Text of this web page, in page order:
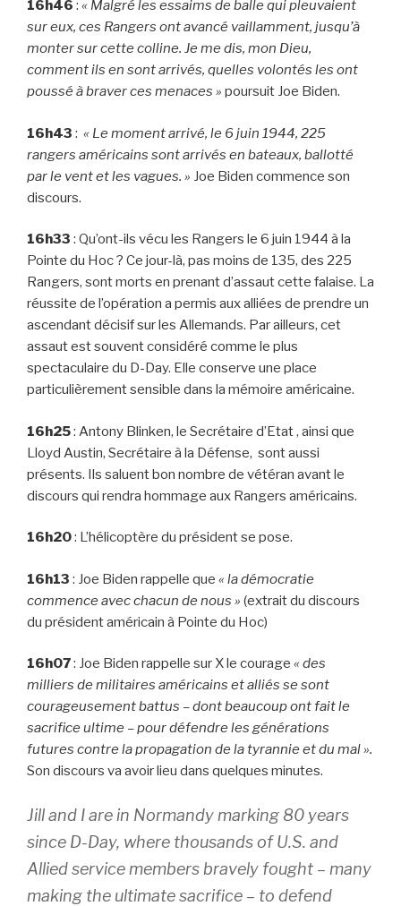
16h46 : « Malgré les essaims de balle qui pleuvaient
sur eux, ces Rangers ont avancé vaillamment, jusqu’à
monter sur cette colline. Je me dis, mon Dieu,
comment ils en sont arrivés, quelles volontés les ont
poussé à braver ces menaces » poursuit Joe Biden.
16h43 : « Le moment arrivé, le 6 juin 1944, 225
rangers américains sont arrivés en bateaux, ballotté
par le vent et les vagues. » Joe Biden commence son
discours.
16h33 : Qu’ont-ils vécu les Rangers le 6 juin 1944 à la
Pointe du Hoc ? Ce jour-là, pas moins de 135, des 225
Rangers, sont morts en prenant d’assaut cette falaise. La
réussite de l’opération a permis aux alliées de prendre un
ascendant décisif sur les Allemands. Par ailleurs, cet
assaut est souvent considéré comme le plus
spectaculaire du D-Day. Elle conserve une place
particulièrement sensible dans la mémoire américaine.
16h25: Antony Blinken, le Secrétaire d’Etat , ainsi que
Lloyd Austin, Secrétaire à la Défense, sont aussi
présents. Ils saluent bon nombre de vétéran avant le
discours qui rendra hommage aux Rangers américains.
16h20: L’hélicoptère du président se pose.
16h13 : Joe Biden rappelle que « la démocratie
commence avec chacun de nous » (extrait du discours
du président américain à Pointe du Hoc)
16h07: Joe Biden rappelle sur X le courage « des
milliers de militaires américains et alliés se sont
courageusement battus – dont beaucoup ont fait le
sacrifice ultime – pour défendre les générations
futures contre la propagation de la tyrannie et du mal ».
Son discours va avoir lieu dans quelques minutes.
Jill and I are in Normandy marking 80 years
since D-Day, where thousands of U.S. and
Allied service members bravely fought – many
making the ultimate sacrifice – to defend